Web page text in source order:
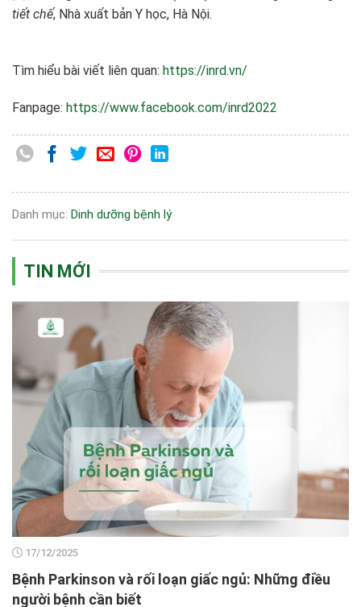
tiết chế, Nhà xuất bản Y học, Hà Nội.
Tìm hiểu bài viết liên quan: https://inrd.vn/
Fanpage: https://www.facebook.com/inrd2022
Danh mục: Dinh dưỡng bệnh lý
TIN MỚI
17/12/2025
Bệnh Parkinson và rối loạn giấc ngủ: Những điều
người bệnh cần biết